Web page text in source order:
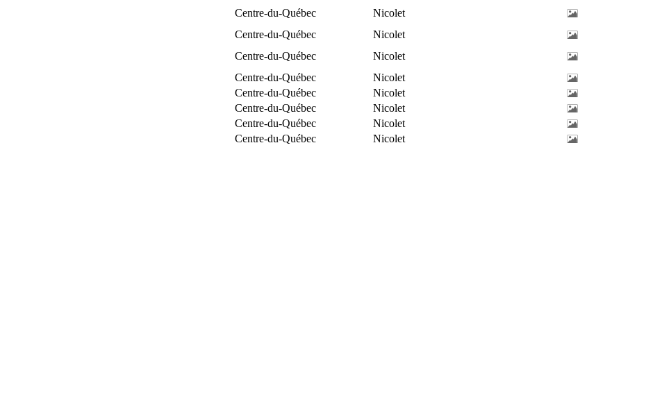
Centre-du-Québec
Nicolet
Centre-du-Québec
Nicolet
Centre-du-Québec
Nicolet
Centre-du-Québec
Nicolet
Centre-du-Québec
Nicolet
Centre-du-Québec
Nicolet
Centre-du-Québec
Nicolet
Centre-du-Québec Nicolet